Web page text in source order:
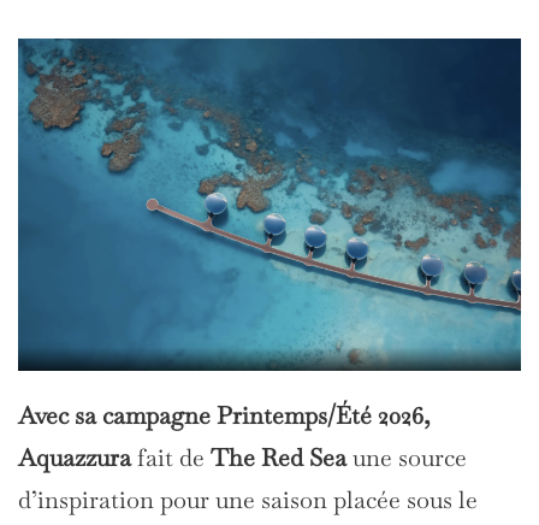
Avec sa campagne Printemps/Été 2026,
Aquazzurafait de The Red Seaune source
d’inspiration pour une saison placée sous le